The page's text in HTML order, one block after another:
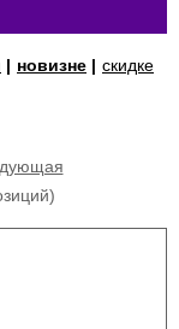
| новизне | скидке